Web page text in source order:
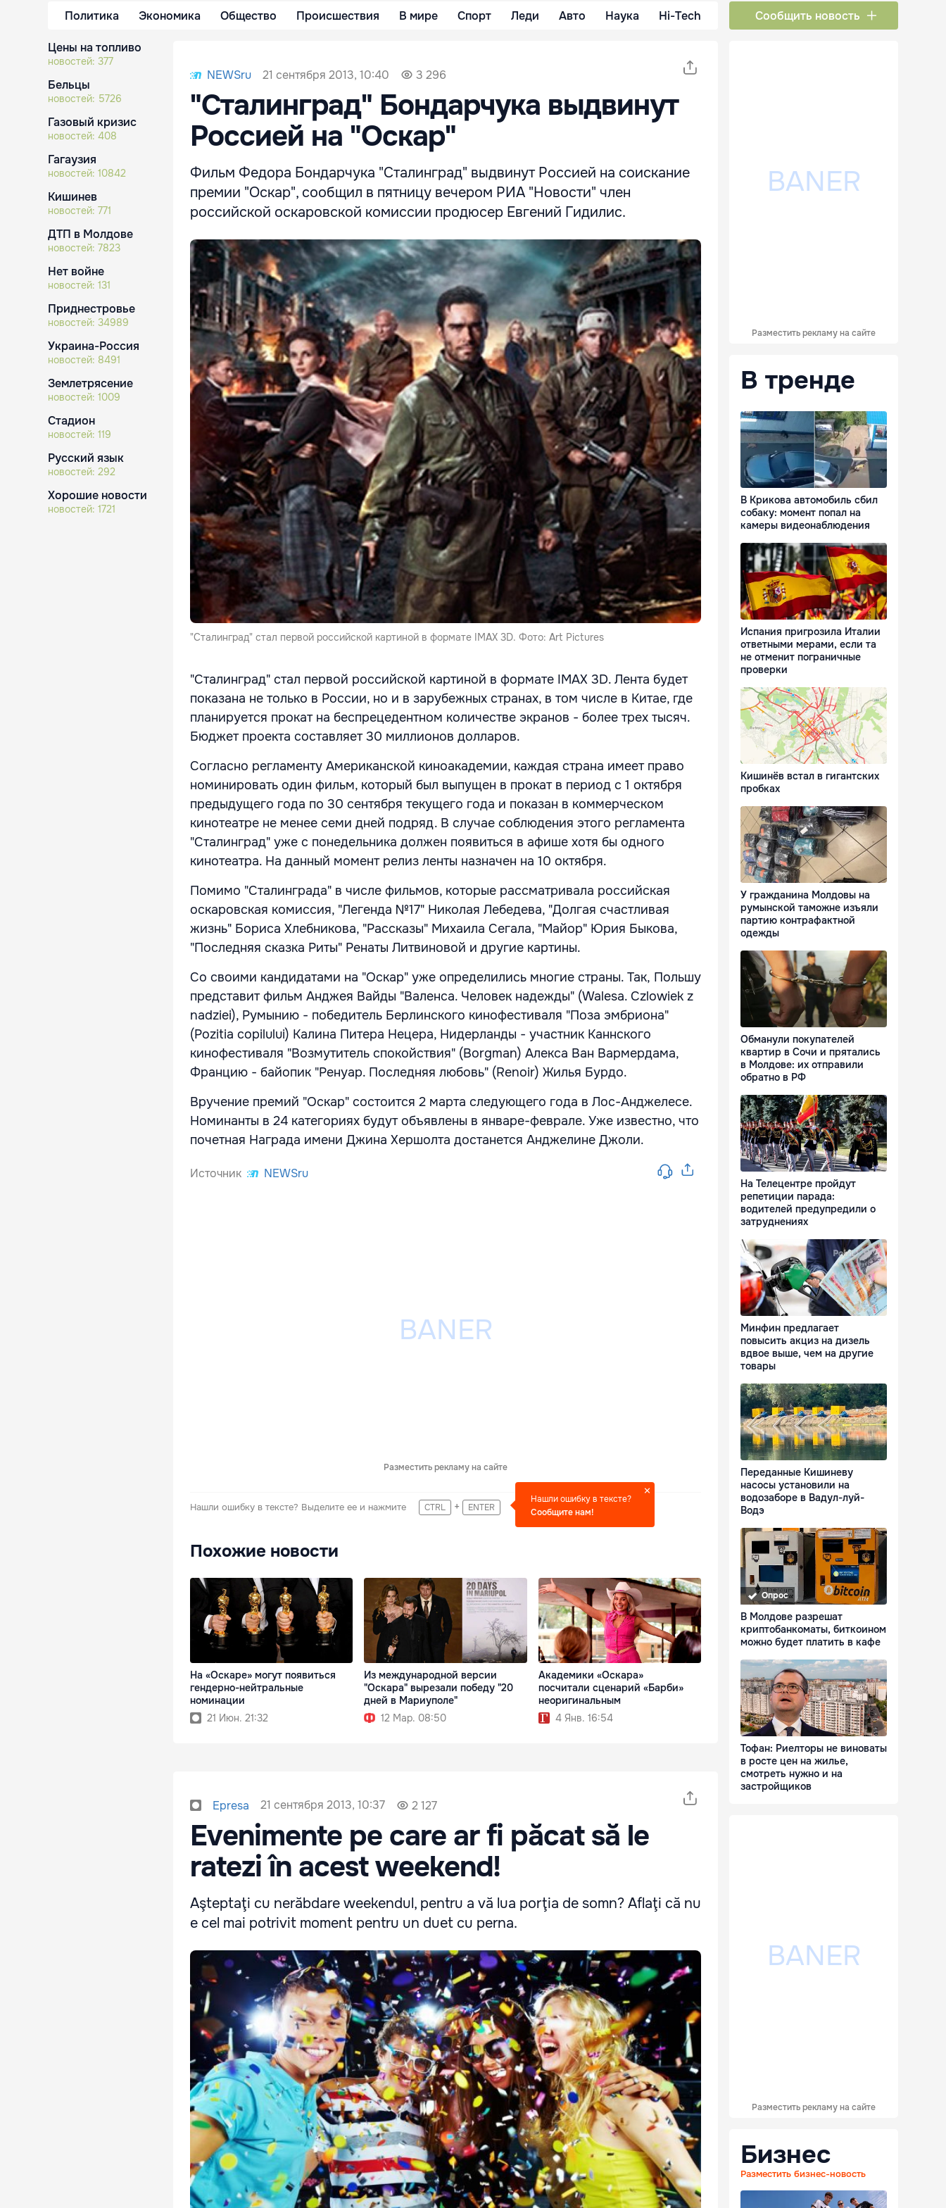
Политика Экономика Общество Происшествия В мире Спорт Леди Авто Наука Hi-Tech Сообщить новость
Цены на топливо
новостей: 377
Бельцы
новостей: 5726
Газовый кризис
новостей: 408
Гагаузия
новостей: 10842
Кишинев
новостей: 771
ДТП в Молдове
новостей: 7823
Нет войне
новостей: 131
Приднестровье
новостей: 34989
Украина-Россия
новостей: 8491
Землетрясение
новостей: 1009
Стадион
новостей: 119
Русский язык
новостей: 292
Хорошие новости
новостей: 1721
NEWSru 21 сентября 2013, 10:40 3 296
"Сталинград" Бондарчука выдвинут
Россией на "Оскар"
Фильм Федора Бондарчука "Сталинград" выдвинут Россией на соискание
премии "Оскар", сообщил в пятницу вечером РИА "Новости" член
российской оскаровской комиссии продюсер Евгений Гидилис.
"Сталинград" стал первой российской картиной в формате IMAX 3D. Фото: Art Pictures
"Сталинград" стал первой российской картиной в формате IMAX 3D. Лента будет
показана не только в России, но и в зарубежных странах, в том числе в Китае, где
планируется прокат на беспрецедентном количестве экранов - более трех тысяч.
Бюджет проекта составляет 30 миллионов долларов.
Согласно регламенту Американской киноакадемии, каждая страна имеет право
номинировать один фильм, который был выпущен в прокат в период с 1 октября
предыдущего года по 30 сентября текущего года и показан в коммерческом
кинотеатре не менее семи дней подряд. В случае соблюдения этого регламента
"Сталинград" уже с понедельника должен появиться в афише хотя бы одного
кинотеатра. На данный момент релиз ленты назначен на 10 октября.
Помимо "Сталинграда" в числе фильмов, которые рассматривала российская
оскаровская комиссия, "Легенда №17" Николая Лебедева, "Долгая счастливая
жизнь" Бориса Хлебникова, "Рассказы" Михаила Сегала, "Майор" Юрия Быкова,
"Последняя сказка Риты" Ренаты Литвиновой и другие картины.
Со своими кандидатами на "Оскар" уже определились многие страны. Так, Польшу
представит фильм Анджея Вайды "Валенса. Человек надежды" (Walesa. Czlowiek z
nadziei), Румынию - победитель Берлинского кинофестиваля "Поза эмбриона"
(Pozitia copilului) Калина Питера Нецера, Нидерланды - участник Каннского
кинофестиваля "Возмутитель спокойствия" (Borgman) Алекса Ван Вармердама,
Францию - байопик "Ренуар. Последняя любовь" (Renoir) Жилья Бурдо.
Вручение премий "Оскар" состоится 2 марта следующего года в Лос-Анджелесе.
Номинанты в 24 категориях будут объявлены в январе-феврале. Уже известно, что
почетная Награда имени Джина Хершолта достанется Анджелине Джоли.
Источник NEWSru
Разместить рекламу на сайте
Нашли ошибку в тексте? Выделите ее и нажмите CTRL + ENTER
Нашли ошибку в тексте?
Сообщите нам!
Похожие новости
На «Оскаре» могут появиться
гендерно-нейтральные
номинации
21 Июн. 21:32
Из международной версии
"Оскара" вырезали победу "20
дней в Мариуполе"
12 Мар. 08:50
Академики «Оскара»
посчитали сценарий «Барби»
неоригинальным
4 Янв. 16:54
Epresa 21 сентября 2013, 10:37 2 127
Evenimente pe care ar fi păcat să le
ratezi în acest weekend!
Aşteptaţi cu nerăbdare weekendul, pentru a vă lua porţia de somn? Aflaţi că nu
e cel mai potrivit moment pentru un duet cu perna.
Разместить рекламу на сайте
В тренде
В Крикова автомобиль сбил
собаку: момент попал на
камеры видеонаблюдения
Испания пригрозила Италии
ответными мерами, если та
не отменит пограничные
проверки
Кишинёв встал в гигантских
пробках
У гражданина Молдовы на
румынской таможне изъяли
партию контрафактной
одежды
Обманули покупателей
квартир в Сочи и прятались
в Молдове: их отправили
обратно в РФ
На Телецентре пройдут
репетиции парада:
водителей предупредили о
затруднениях
Минфин предлагает
повысить акциз на дизель
вдвое выше, чем на другие
товары
Переданные Кишиневу
насосы установили на
водозаборе в Вадул-луй-
Водэ
Опрос
В Молдове разрешат
криптобанкоматы, биткоином
можно будет платить в кафе
Тофан: Риелторы не виноваты
в росте цен на жилье,
смотреть нужно и на
застройщиков
Разместить рекламу на сайте
Бизнес
Разместить бизнес-новость